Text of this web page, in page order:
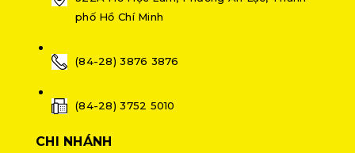
phố Hồ Chí Minh
(84-28) 3876 3876
(84-28) 3752 5010
CHI NHÁNH